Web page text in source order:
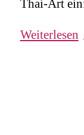
Thai-Art
Weiterlesen